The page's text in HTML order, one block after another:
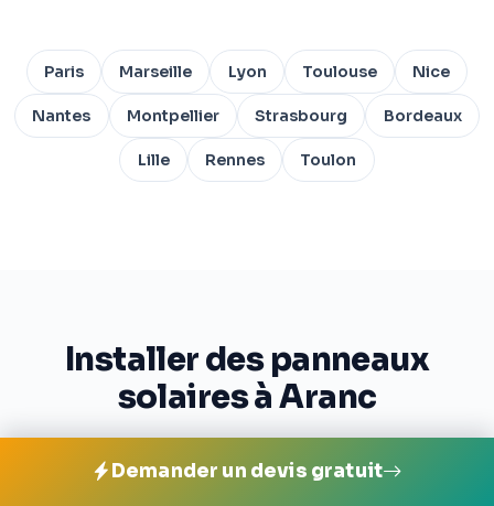
Installer des panneaux
solaires à Aranc
Paris Marseille Lyon Toulouse Nice
Nantes Montpellier Strasbourg Bordeaux
Lille Rennes Toulon
Demander un devis gratuit